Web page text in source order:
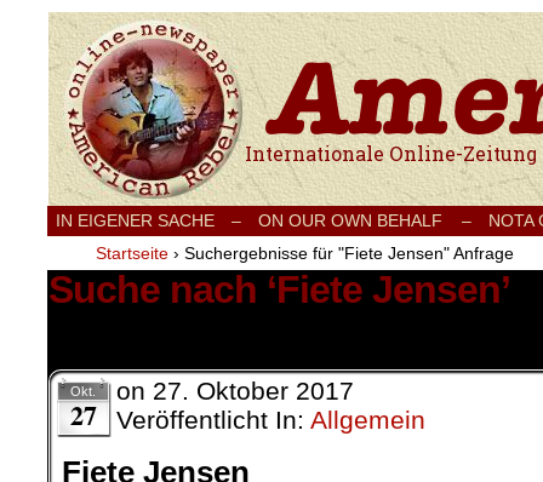
Internationale Onlinezeitung für Frieden,
IN EIGENER SACHE – ON OUR OWN BEHALF –
NOTA
Startseite › Suchergebnisse für "Fiete Jensen" Anfrage
Suche nach ‘Fiete Jensen’
Okt.
27
on 27. Oktober 2017
Veröffentlicht In: Allgemein
Fiete Jensen